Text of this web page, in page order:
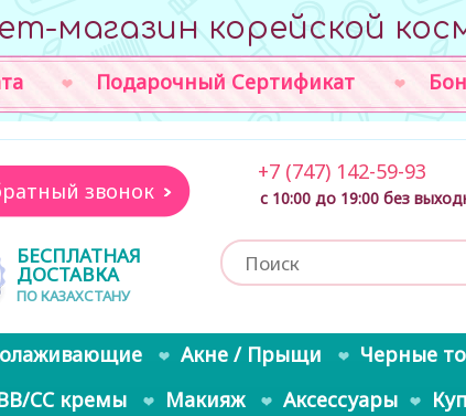
магазин корейской
Подарочный Сертификат
звонок
БЕСПЛАТНАЯ
ДОСТАВКА
ПО КАЗАХСТАНУ
+7 (747) 142-59-93
с 10:00 до 19:00 без
Акне / Прыщи Черные
CC кремы Макияж Аксессуары